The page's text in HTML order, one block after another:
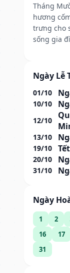
Tháng
hương
trưng cho
sống gia
Ngày Lễ
01/10
10/10
12/10
13/10
19/10
20/10
31/10
Ngày
1 2
16
17
31